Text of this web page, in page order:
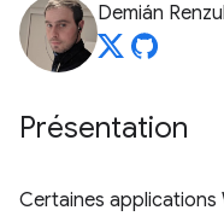
Demián
Présentation
Certaines applications